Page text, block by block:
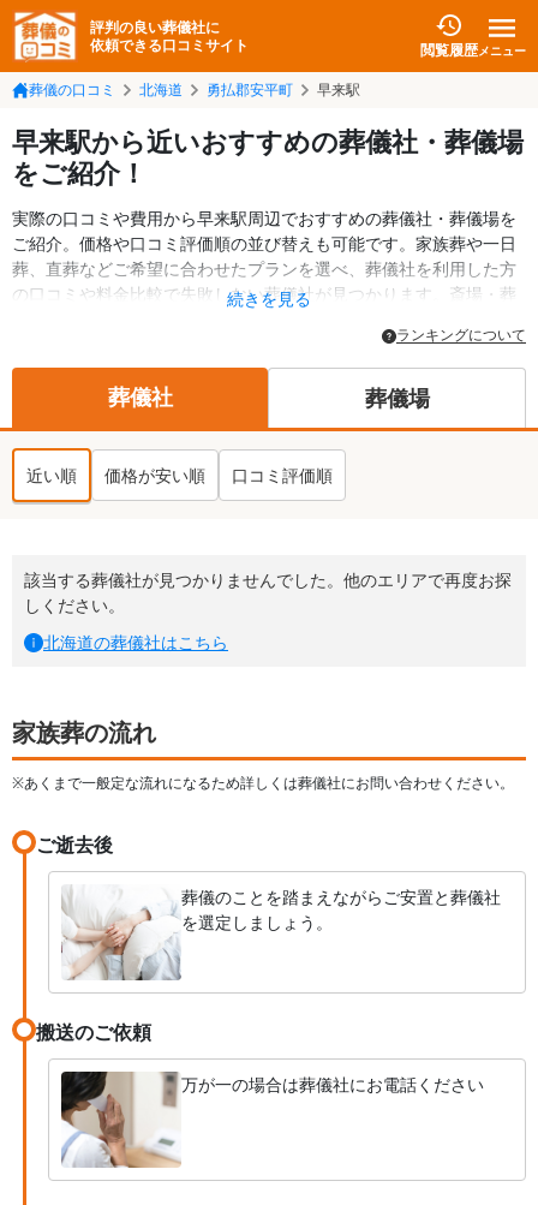
評判の良い葬儀社に
依頼できる口コミサイト
閲覧履歴メニュー
葬儀の口コミ 北海道 勇払郡安平町 早来駅
早来駅から近いおすすめの葬儀社・葬儀場
をご紹介！
実際の口コミや費用から早来駅周辺でおすすめの葬儀社・葬儀場を
ご紹介。価格や口コミ評価順の並び替えも可能です。家族葬や一日
葬、直葬などご希望に合わせたプランを選べ、葬儀社を利用した方
の口コミや料金比較で失敗しない葬儀社が見つかります。斎場・葬
の情報も掲載しています。24時間の相談受付で深夜・早朝でも対応
可能です。
続きを見る
ランキングについて
葬儀社 葬儀場
近い順 価格が安い順 口コミ評価順
該当する葬儀社が見つかりませんでした。他のエリアで再度お探
しください。
北海道の葬儀社はこちら
家族葬の流れ
※あくまで一般定な流れになるため詳しくは葬儀社にお問い合わせください。
ご逝去後
葬儀のことを踏まえながらご安置と葬儀社
を選定しましょう。
搬送のご依頼
万が一の場合は葬儀社にお電話ください